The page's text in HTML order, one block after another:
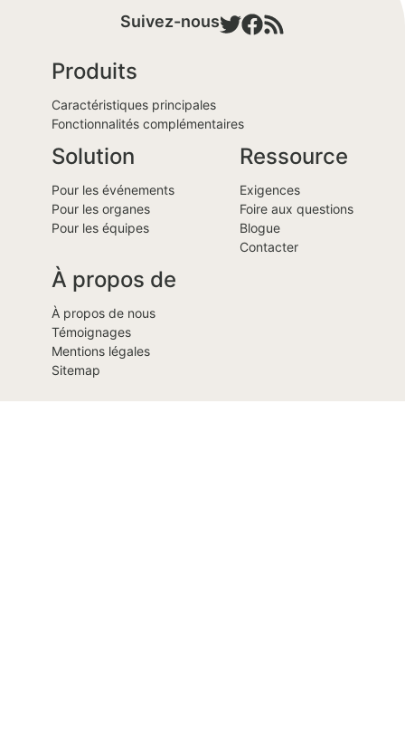
Suivez-nous
Produits
Caractéristiques principales
Fonctionnalités complémentaires
Solution
Pour les événements
Pour les organes
Pour les équipes
Ressource
Exigences
Foire aux questions
Blogue
Contacter
À propos de
À propos de nous
Témoignages
Mentions légales
Sitemap